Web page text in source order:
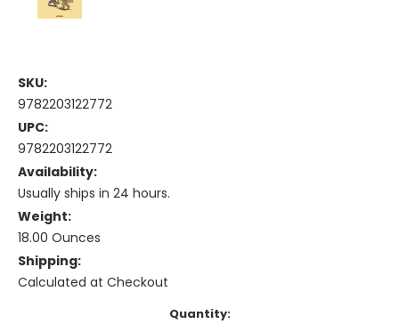
SKU:
9782203122772
UPC:
9782203122772
Availability:
Usually ships in 24 hours.
Weight:
18.00 Ounces
Shipping:
Calculated at Checkout
Quantity: